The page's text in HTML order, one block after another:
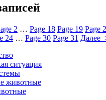
2 … Page 18 Page 19 Page
24 … Page 30 Page 31 Далее
ситуация
животные